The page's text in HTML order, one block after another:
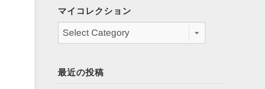
マイコレクション
最近の投稿